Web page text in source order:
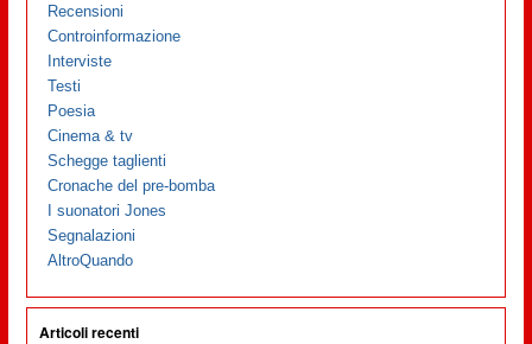
Recensioni
Controinformazione
Interviste
Testi
Poesia
Cinema & tv
Schegge taglienti
Cronache del pre-bomba
I suonatori Jones
Segnalazioni
AltroQuando
Articoli recenti